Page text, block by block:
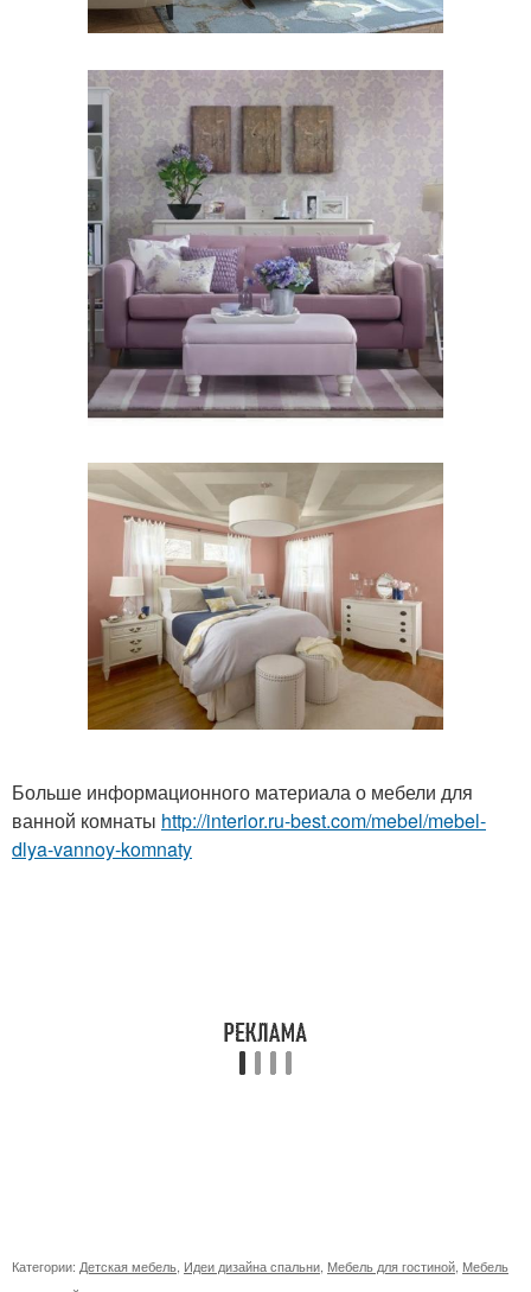
Больше информационного материала о мебели для
ванной комнаты http://interior.ru-best.com/mebel/mebel-
dlya-vannoy-komnaty
Категории: Детская мебель, Идеи дизайна спальни, Мебель для гостиной, Мебель